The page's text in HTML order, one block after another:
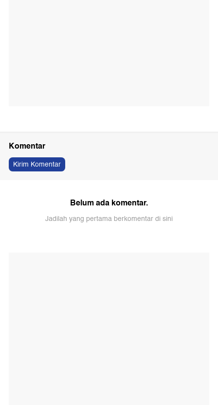
Komentar
Kirim Komentar
Belum ada komentar.
Jadilah yang pertama berkomentar di sini